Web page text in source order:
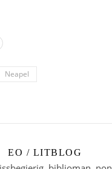
Neapel
EO / LITBLOG